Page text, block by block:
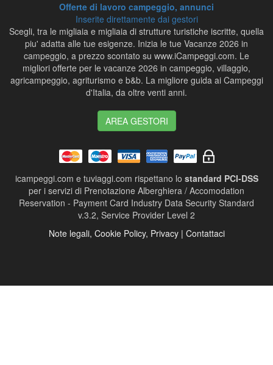
Offerte di lavoro campeggio, annunci
Inserite direttamente dai gestori
Scegli, tra le migliaia e migliaia di strutture turistiche iscritte, quella
piu' adatta alle tue esigenze. Inizia le tue Vacanze 2026 in
campeggio, a prezzo scontato su www.iCampeggi.com. Le
migliori offerte per le vacanze 2026 in campeggio, villaggio,
agricampeggio, agriturismo e b&b. La migliore guida ai Campeggi
d'Italia, da oltre venti anni.
AREA GESTORI
icampeggi.com e tuviaggi.com rispettano lo standard PCI-DSS
per i servizi di Prenotazione Alberghiera / Accomodation
Reservation - Payment Card Industry Data Security Standard
v.3.2, Service Provider Level 2
Note legali, Cookie Policy, Privacy | Contattaci